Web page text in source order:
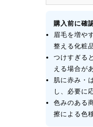
購入前に確
眉毛を増や
整える化粧
つけすぎる
える場合が
肌に赤み・
し、必要に
色みのある
擦による色